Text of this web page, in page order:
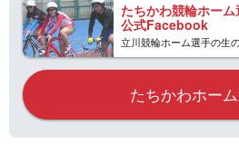
たちかわ競輪ホーム
公式Facebook
立川競輪ホーム選手の生
たちかわホー